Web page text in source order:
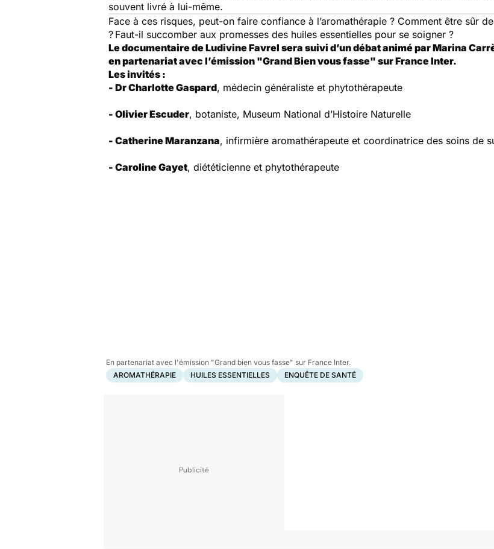
souvent livré à lui-même.
Face à ces risques, peut-on faire confiance à l’aromathérapie ? Comment être sûr
? Faut-il succomber aux promesses des huiles essentielles pour se soigner ?
Le documentaire de Ludivine Favrel sera suivi d’un débat animé par Marina
en partenariat avec l’émission "Grand Bien vous fasse" sur France Inter.
Les invités :
- Dr Charlotte Gaspard, médecin généraliste et phytothérapeute
- Olivier Escuder, botaniste, Museum National d’Histoire Naturelle
- Catherine Maranzana, infirmière aromathérapeute et coordinatrice des soins de
- Caroline Gayet, diététicienne et phytothérapeute
En partenariat avec l'émission "Grand bien vous fasse" sur France Inter.
AROMATHÉRAPIE
HUILES ESSENTIELLES ENQUÊTE DE SANTÉ